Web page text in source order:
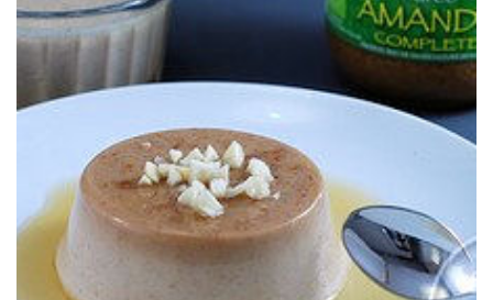
FLAN VEGAN À L’AMANDE
Voici un flan que j’ai préparé pour une amie qui adore les flans
traditionnels espagnols mais ne peut plus consommer ni lait ni œufs.
Du coup le lait d’amande et l’agar agar sont venus à ma rescousse
pour proposer un petit dessert tout simple bien sympa.